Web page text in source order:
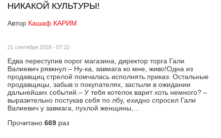
НИКАКОЙ КУЛЬТУРЫ!
Автор Кашаф КАРИМ
21 сентября 2018 - 07:22
Едва переступив порог магазина, директор торга Гали
Валиевич рявкнул:– Ну-ка, завмага ко мне, живо!Одна из
продавщиц стрелой помчалась исполнять приказ. Остальные
продавщицы, забыв о покупателях, застыли в ожидании
дальнейших событий.– У тебя котелок варит хоть немного? –
выразительно постукав себя по лбу, ехидно спросил Гали
Валиевич у завмага, пухлой женщины,...
Прочитано 669 раз